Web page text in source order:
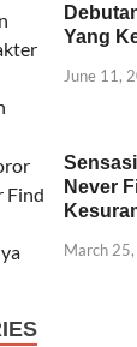
Yang
June 11,
Sensasi
Never
March